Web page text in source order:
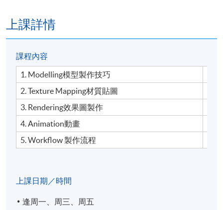
上課詳情
課程內容
1. Modelling模型製作技巧
2. Texture Mapping材質貼圖
3. Rendering效果圖製作
4. Animation動畫
5. Workflow 製作流程
上課日期／時間
逢周一、周三、周五